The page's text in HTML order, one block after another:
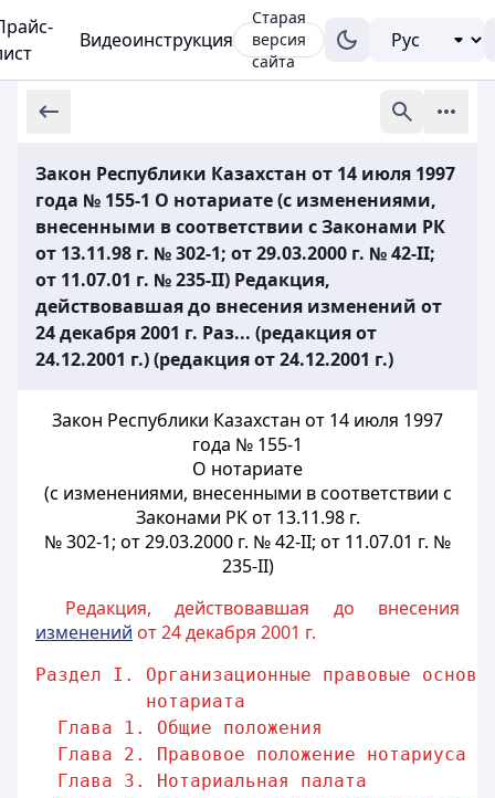
Видеоинструкция
Старая
версия
сайта
Закон Республики Казахстан от 14 июля 1997
года № 155-1 О нотариате (с изменениями,
внесенными в соответствии с Законами РК
от 13.11.98 г. № 302-1; от 29.03.2000 г. № 42-II;
от 11.07.01 г. № 235-II) Редакция,
действовавшая до внесения изменений от
24 декабря 2001 г. Раз... (редакция от
24.12.2001 г.) (редакция от 24.12.2001 г.)
Закон Республики Казахстан от 14 июля 1997
года № 155-1
О нотариате
(с изменениями, внесенными в соответствии с
Законами РК от 13.11.98 г.
№ 302-1; от 29.03.2000 г. № 42-II; от 11.07.01 г. №
235-II)
Редакция, действовавшая до внесения
изменений от 24 декабря 2001 г.
Раздел I. Организационные правовые
нотариата
Глава 1. Общие положения
Глава 2. Правовое положение нотариуса
Глава 3. Нотариальная палата